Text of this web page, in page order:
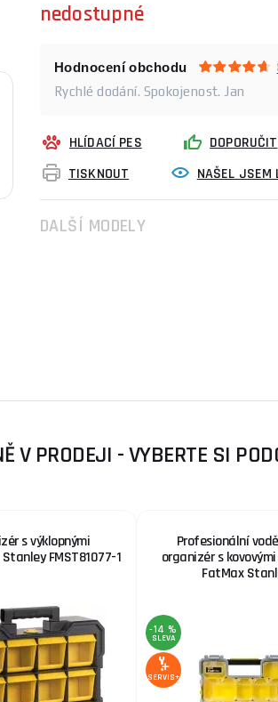
nedostupné
Hodnocení obchodu
Rychlé dodání. Spokojenost. Jan
HLÍDACÍ PES DOPORUČIT
TISKNOUT
NAŠEL JSEM
DALŠÍ MODELY
V PRODEJI - VYBERTE SI
s výklopnými
FMST81077-1
Profesionální
organizér s
FatMax
-14 %
SLEVA
SERVIS+